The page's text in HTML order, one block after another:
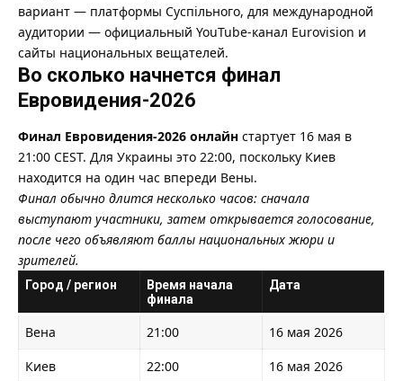
вариант — платформы Суспільного, для международной
аудитории — официальный YouTube-канал Eurovision и
сайты национальных вещателей.
Во сколько начнется финал
Евровидения-2026
Финал Евровидения-2026 онлайн стартует 16 мая в
21:00 CEST. Для Украины это 22:00, поскольку Киев
находится на один час впереди Вены.
Финал обычно длится несколько часов: сначала
выступают участники, затем открывается голосование,
после чего объявляют баллы национальных жюри и
зрителей.
Город / регион
Время начала
финала
Дата
Вена 21:00
16 мая 2026
Киев
22:00
16 мая 2026